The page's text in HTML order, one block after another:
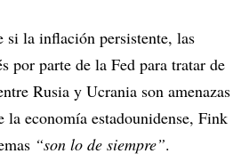
si la inflación persistente, las
por parte de la Fed para tratar de
Rusia y Ucrania son amenazas
la economía estadounidense, Fink
“son lo de siempre”.